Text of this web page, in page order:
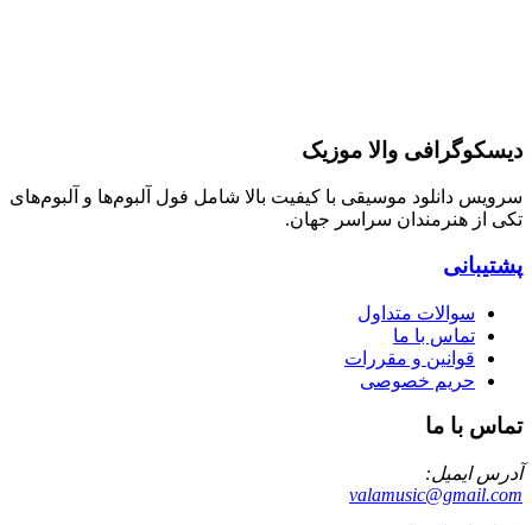
دیسکوگرافی والا موزیک
سرویس دانلود موسیقی با کیفیت بالا شامل فول آلبوم‌ها و آلبوم‌های
تکی از هنرمندان سراسر جهان.
پشتیبانی
سوالات متداول
تماس با ما
قوانین و مقررات
حریم خصوصی
تماس با ما
آدرس ایمیل:
valamusic@gmail.com